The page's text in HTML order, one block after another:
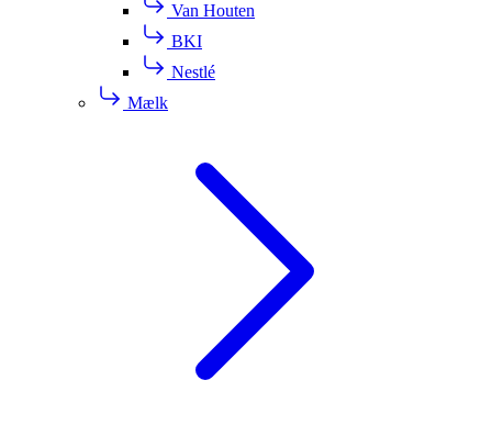
Van Houten
BKI
Nestlé
Mælk